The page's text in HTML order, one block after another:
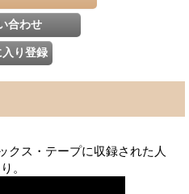
クス・テープに収録された人
。